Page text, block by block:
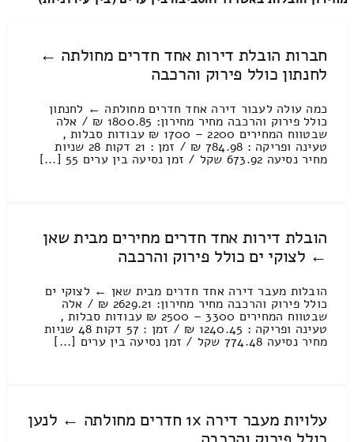
חברות הובלת דירות אחד חדרים מחולתה ←
לחנתון כולל פירוק והרכבה
כמה עולה לעבור דירה אחד חדרים מחולתה ← לחנתון
כולל פירוק והרכבה מחיר מחירון: 1800.85 ₪ / אלה
שבטווח המחירים 2200 – 1700 ₪ עבודות סבלות ,
טעינה ופריקה : 784.98 ₪ / זמן : 21 דקות 28 שניות
מחיר נסיעה 673.92 שקל / זמן נסיעה בין ערים 55 [...]
הובלת דירות אחד חדרים מחירים מבית שאן
← לצוקי ים כולל פירוק והרכבה
הובלות מעבר דירה אחד חדרים מבית שאן ← לצוקי ים
כולל פירוק והרכבה מחיר מחירון: 2629.21 ₪ / אלה
שבטווח המחירים 3300 – 2500 ₪ עבודות סבלות ,
טעינה ופריקה : 1240.45 ₪ / זמן : 57 דקות 48 שניות
מחיר נסיעה 774.48 שקל / זמן נסיעה בין ערים [...]
עלויות מעבר דירה 1x חדרים מחולתה ← לנען